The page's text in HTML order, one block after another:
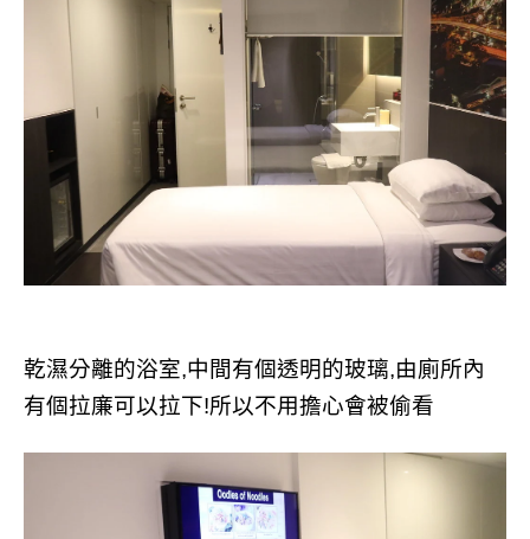
乾濕分離的浴室,中間有個透明的玻璃,由廁所內
有個拉廉可以拉下!所以不用擔心會被偷看